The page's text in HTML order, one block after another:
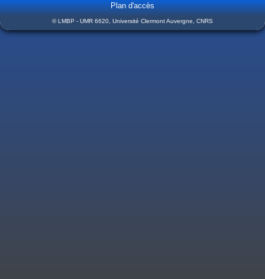
Plan d'accès
© LMBP - UMR 6620, Université Clermont Auvergne, CNRS